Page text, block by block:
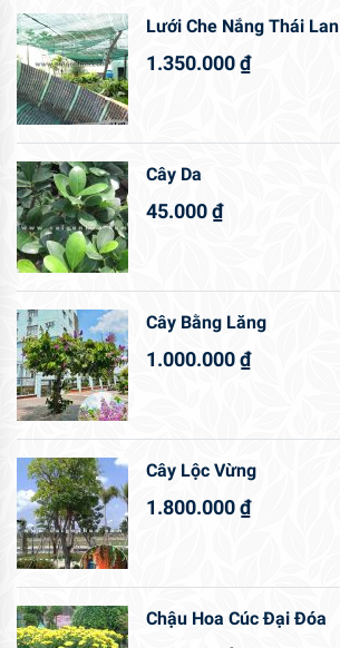
Lưới Che Nắng Thái Lan
1.350.000₫
Cây Da
45.000₫
Cây Bằng Lăng
1.000.000₫
Cây Lộc Vừng
1.800.000₫
Chậu Hoa Cúc Đại Đóa